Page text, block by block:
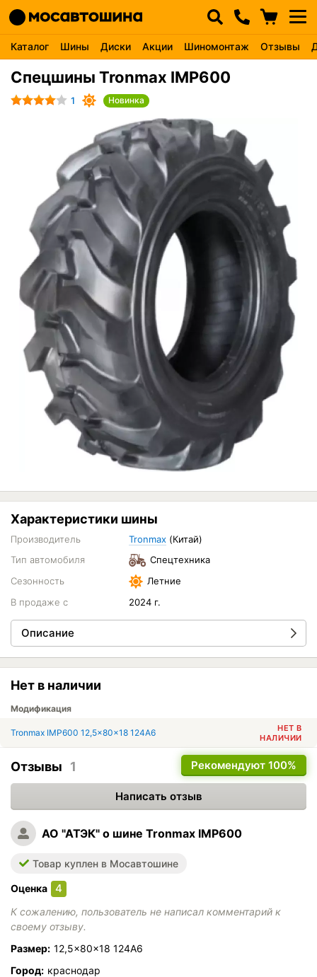
Каталог Шины Диски Акции Шиномонтаж Отзывы
Спецшины Tronmax IMP600
1 Новинка
Характеристики шины
Производитель Tronmax (Китай)
Тип автомобиля
Спецтехника
Сезонность
Летние
В продаже с
2024 г.
Описание
Нет в наличии
Модификация
Tronmax IMP600 12,5x80x18 124A6
НЕТ В
НАЛИЧИИ
Рекомендуют 100%
Отзывы 1
Написать отзыв
АО "АТЭК" о шине Tronmax IMP600
Товар куплен в Мосавтошине
Оценка 4
К сожалению, пользователь не написал комментарий к
своему отзыву.
Размер: 12,5x80x18 124A6
Город: краснодар